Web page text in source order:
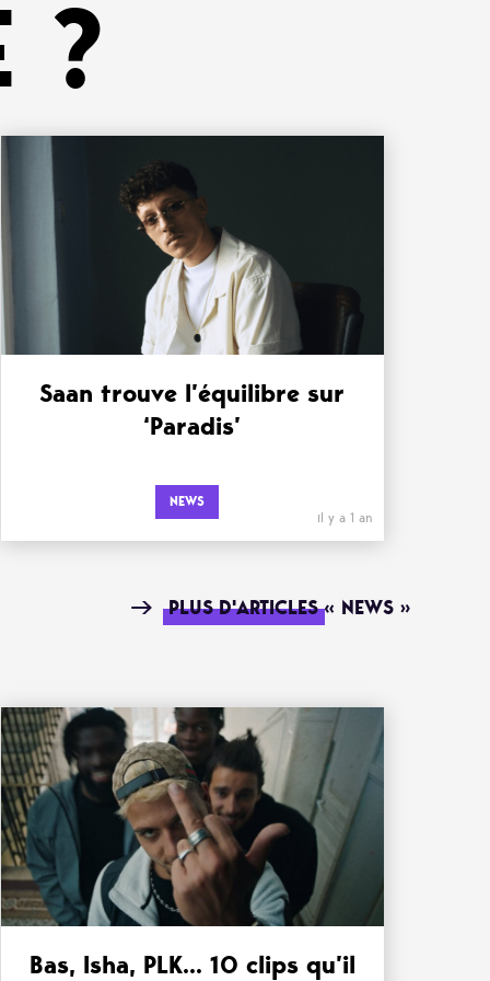
?
Saan trouve l’équilibre sur
‘Paradis’
NEWS
il y a 1 an
PLUS D'ARTICLES « NEWS »
Bas, Isha, PLK… 10 clips qu’il